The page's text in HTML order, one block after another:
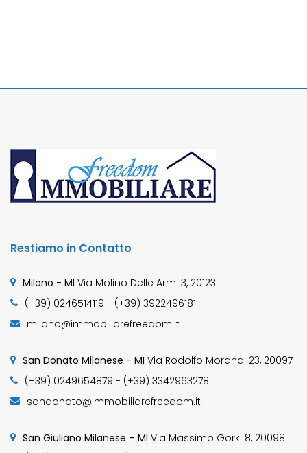
Restiamo in Contatto
Milano - MI Via Molino Delle Armi 3, 20123
(+39) 0246514119 - (+39) 3922496181
milano@immobiliarefreedom.it
San Donato Milanese - MI Via Rodolfo Morandi 23, 20097
(+39) 0249654879 - (+39) 3342963278
sandonato@immobiliarefreedom.it
San Giuliano Milanese – MI Via Massimo Gorki 8, 20098